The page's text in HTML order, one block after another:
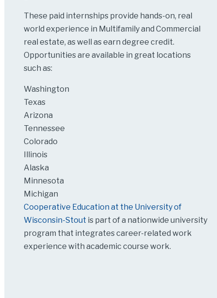
These paid internships provide hands-on, real
world experience in Multifamily and Commercial
real estate, as well as earn degree credit.
Opportunities are available in great locations
such as:
Washington
Texas
Arizona
Tennessee
Colorado
Illinois
Alaska
Minnesota
Michigan
Cooperative Education at the University of
Wisconsin-Stout is part of a nationwide university
program that integrates career-related work
experience with academic course work.